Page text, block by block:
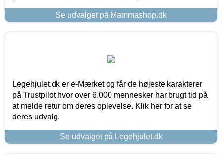
Se udvalget på Mammashop.dk
Legehjulet.dk er e-Mærket og får de højeste karakterer
på Trustpilot hvor over 6.000 mennesker har brugt tid på
at melde retur om deres oplevelse. Klik her for at se
deres udvalg.
Se udvalget på Legehjulet.dk